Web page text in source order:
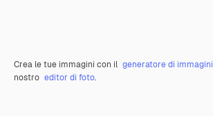
Crea le tue immagini con il generatore di immagini
nostro editor di foto.